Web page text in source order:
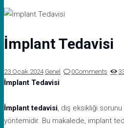
İmplant Tedavisi
23 Ocak 2024 Genel 0Comments
İmplant Tedavisi
İmplant tedavisi , diş eksikliği
yöntemidir. Bu makalede, implant